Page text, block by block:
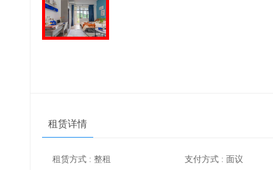
租赁详情
租赁方式 : 整租 支付方式 : 面议